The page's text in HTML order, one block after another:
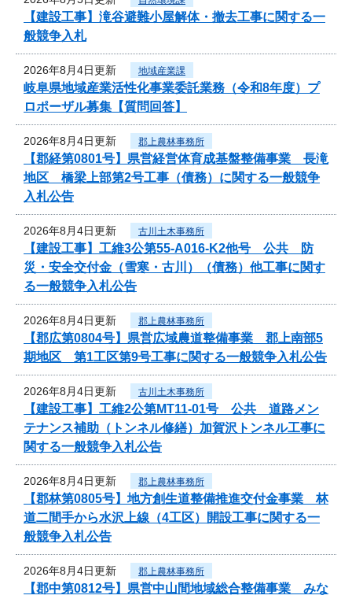
【建設工事】滝谷避難小屋解体・撤去工事に関する一
般競争入札
2026年8月4日更新 地域産業課
岐阜県地域産業活性化事業委託業務（令和8年度）プ
ロポーザル募集【質問回答】
2026年8月4日更新 郡上農林事務所
【郡経第0801号】県営経営体育成基盤整備事業 長滝
地区 橋梁上部第2号工事（債務）に関する一般競争
入札公告
2026年8月4日更新 古川土木事務所
【建設工事】工維3公第55-A016-K2他号 公共 防
災・安全交付金（雪寒・古川）（債務）他工事に関す
る一般競争入札公告
2026年8月4日更新 郡上農林事務所
【郡広第0804号】県営広域農道整備事業 郡上南部5
期地区 第1工区第9号工事に関する一般競争入札公告
2026年8月4日更新 古川土木事務所
【建設工事】工維2公第MT11-01号 公共 道路メン
テナンス補助（トンネル修繕）加賀沢トンネル工事に
関する一般競争入札公告
2026年8月4日更新 郡上農林事務所
【郡林第0805号】地方創生道整備推進交付金事業 林
道二間手から水沢上線（4工区）開設工事に関する一
般競争入札公告
2026年8月4日更新 郡上農林事務所
【郡中第0812号】県営中山間地域総合整備事業 みな